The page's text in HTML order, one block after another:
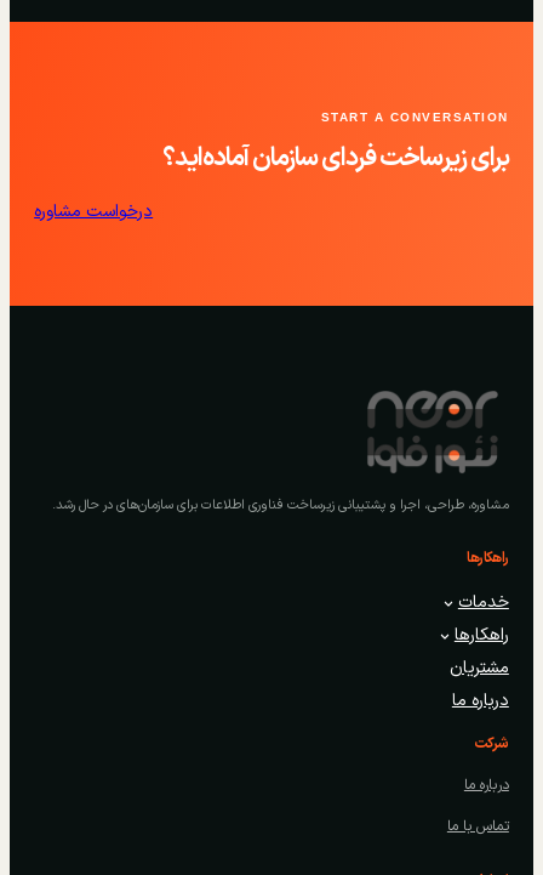
START A CONVERSATION
برای زیرساخت فردای سازمان آماده‌اید؟
درخواست مشاوره
مشاوره، طراحی، اجرا و پشتیبانی زیرساخت فناوری اطلاعات برای سازمان‌های در حال رشد.
راهکارها
خدمات
راهکارها
مشتریان
درباره ما
شرکت
درباره ما
تماس با ما